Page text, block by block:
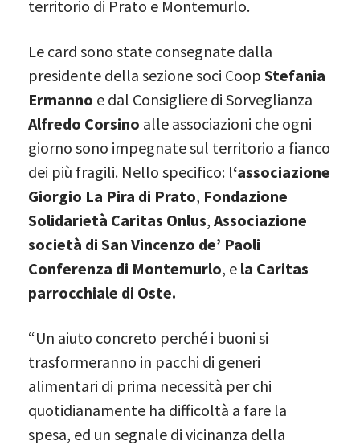
territorio di Prato e Montemurlo.
Le card sono state consegnate dalla
presidente della sezione soci Coop Stefania
Ermanno e dal Consigliere di Sorveglianza
Alfredo Corsino alle associazioni che ogni
giorno sono impegnate sul territorio a fianco
dei più fragili. Nello specifico: l‘associazione
Giorgio La Pira di Prato, Fondazione
Solidarietà Caritas Onlus, Associazione
società di San Vincenzo de’ Paoli
Conferenza di Montemurlo, e la Caritas
parrocchiale di Oste.
“Un aiuto concreto perché i buoni si
trasformeranno in pacchi di generi
alimentari di prima necessità per chi
quotidianamente ha difficoltà a fare la
spesa, ed un segnale di vicinanza della